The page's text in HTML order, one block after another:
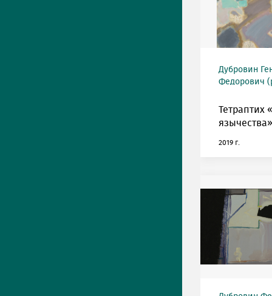
Дубровин
Федорович
Тетраптих
2019 г.